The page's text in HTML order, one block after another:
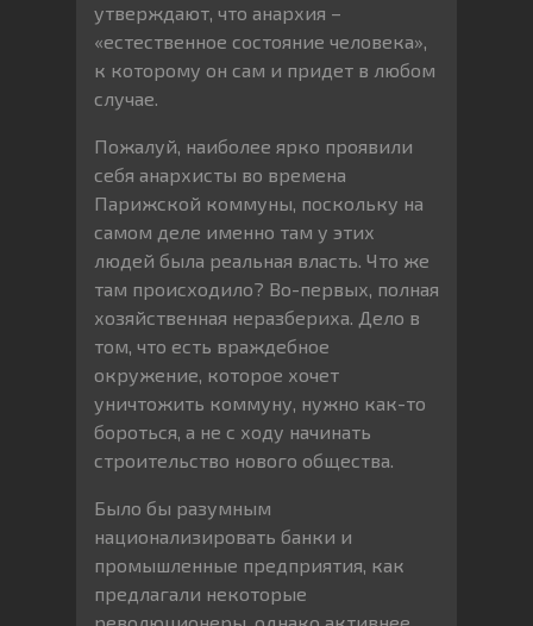
утверждают, что анархия –
«естественное состояние человека»,
к которому он сам и придет в любом
случае.
Пожалуй, наиболее ярко проявили
себя анархисты во времена
Парижской коммуны, поскольку на
самом деле именно там у этих
людей была реальная власть. Что же
там происходило? Во-первых, полная
хозяйственная неразбериха. Дело в
том, что есть враждебное
окружение, которое хочет
уничтожить коммуну, нужно как-то
бороться, а не с ходу начинать
строительство нового общества.
Было бы разумным
национализировать банки и
промышленные предприятия, как
предлагали некоторые